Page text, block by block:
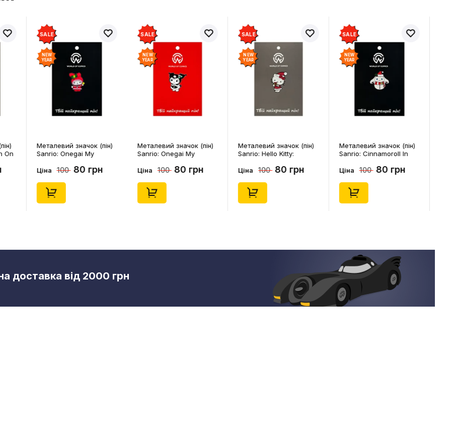
On
SALE
NEW
YEAR
Металевий значок (пін)
Sanrio: Onegai My
Melody, (14543)
Ціна 100 80 грн
SALE
NEW
YEAR
Металевий значок (пін)
Sanrio: Onegai My
Kuromi, (14546)
Ціна 100 80 грн
SALE
NEW
YEAR
Металевий значок (пін)
Sanrio: Hello Kitty:
(14542)
Ціна 100 80 грн
SALE
NEW
YEAR
Металевий значок (пін)
Sanrio: Cinnamoroll In
(14544)
Ціна 100 80 грн
доставка від 2000 грн